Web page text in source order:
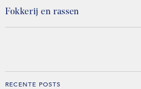
Fokkerij en rassen
RECENTE POSTS